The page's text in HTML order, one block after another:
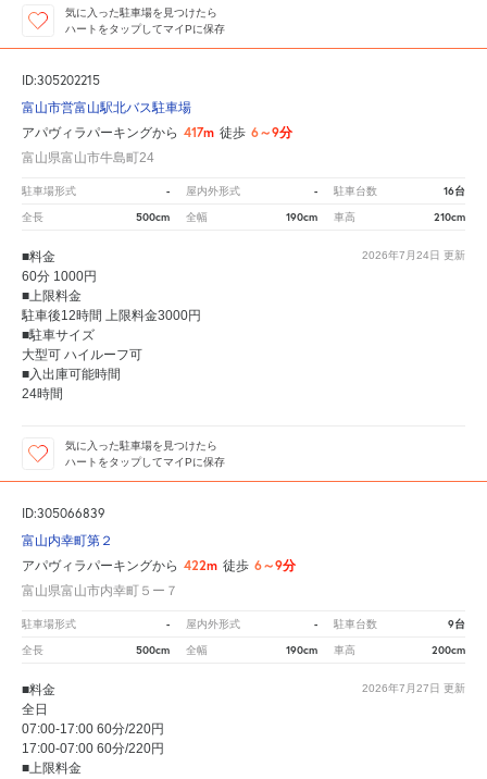
気に入った駐車場を見つけたら
ハートをタップしてマイPに保存
ID:305202215
富山市営富山駅北バス駐車場
アパヴィラパーキングから 417m 徒歩 6～9分
富山県富山市牛島町24
駐車場形式 - 屋内外形式 - 駐車台数 16台
全長 500cm 全幅 190cm 車高 210cm
2026年7月24日 更新
■料金
60分 1000円
■上限料金
駐車後12時間 上限料金3000円
■駐車サイズ
大型可 ハイルーフ可
■入出庫可能時間
24時間
気に入った駐車場を見つけたら
ハートをタップしてマイPに保存
ID:305066839
富山内幸町第２
アパヴィラパーキングから 422m 徒歩 6～9分
富山県富山市内幸町５ー７
駐車場形式 - 屋内外形式 - 駐車台数 9台
全長 500cm 全幅 190cm 車高 200cm
2026年7月27日 更新
■料金
全日
07:00-17:00 60分/220円
17:00-07:00 60分/220円
■上限料金